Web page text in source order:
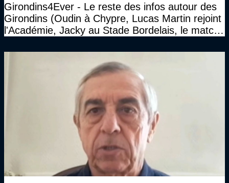
Girondins4Ever - Le reste des infos autour des
Girondins (Oudin à Chypre, Lucas Martin rejoint
l'Académie, Jacky au Stade Bordelais, le match